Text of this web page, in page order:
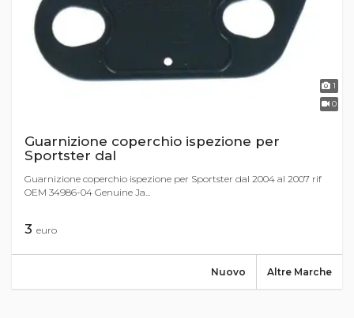
1
0
Guarnizione coperchio ispezione per
Sportster dal
Guarnizione coperchio ispezione per Sportster dal 2004 al 2007 rif
OEM 34986-04 Genuine Ja...
3 euro
Altre Marche
Nuovo